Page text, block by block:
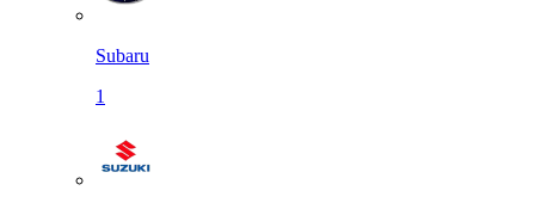
Subaru
1